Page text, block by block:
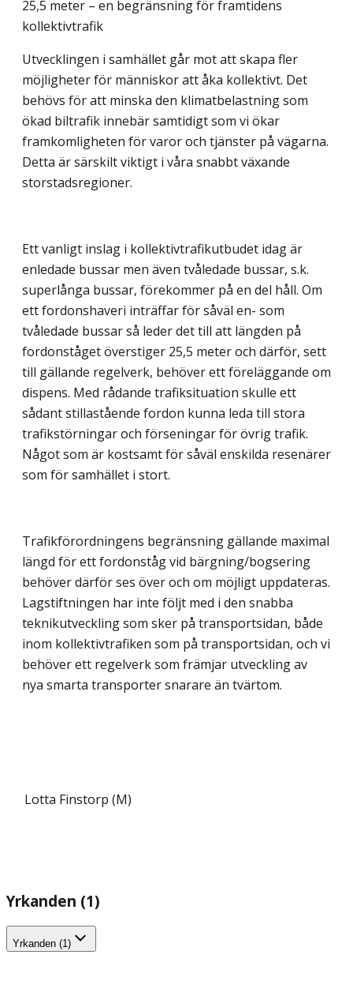
25,5 meter – en begränsning för framtidens
kollektivtrafik
Utvecklingen i samhället går mot att skapa fler
möjligheter för människor att åka kollektivt. Det
behövs för att minska den klimatbelastning som
ökad biltrafik innebär samtidigt som vi ökar
framkomligheten för varor och tjänster på vägarna.
Detta är särskilt viktigt i våra snabbt växande
storstadsregioner.
Ett vanligt inslag i kollektivtrafikutbudet idag är
enledade bussar men även tvåledade bussar, s.k.
superlånga bussar, förekommer på en del håll. Om
ett fordonshaveri inträffar för såväl en- som
tvåledade bussar så leder det till att längden på
fordonståget överstiger 25,5 meter och därför, sett
till gällande regelverk, behöver ett föreläggande om
dispens. Med rådande trafiksituation skulle ett
sådant stillastående fordon kunna leda till stora
trafikstörningar och förseningar för övrig trafik.
Något som är kostsamt för såväl enskilda resenärer
som för samhället i stort.
Trafikförordningens begränsning gällande maximal
längd för ett fordonståg vid bärgning/bogsering
behöver därför ses över och om möjligt uppdateras.
Lagstiftningen har inte följt med i den snabba
teknikutveckling som sker på transportsidan, både
inom kollektivtrafiken som på transportsidan, och vi
behöver ett regelverk som främjar utveckling av
nya smarta transporter snarare än tvärtom.
Lotta Finstorp (M)
Yrkanden (1)
Yrkanden (1)